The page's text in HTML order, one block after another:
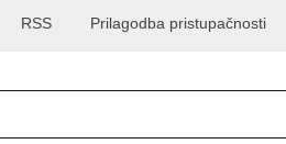
Prilagodba pristupačnosti
RSS